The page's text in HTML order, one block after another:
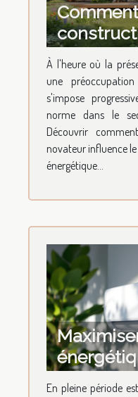
t-elle
À l'heure où la
une
s'impose
norme dans le
Découvrir
novateur influence
énergétique...
En pleine période